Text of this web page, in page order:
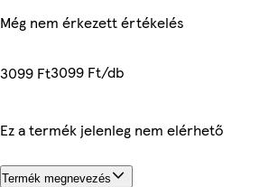
Még nem érkezett értékelés
3099 Ft3099 Ft/db
Ez a termék jelenleg nem elérhető
Termék megnevezés